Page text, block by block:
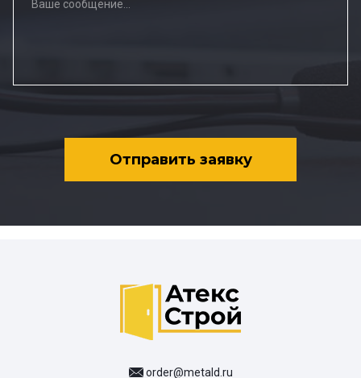
Отправить заявку
order@metald.ru